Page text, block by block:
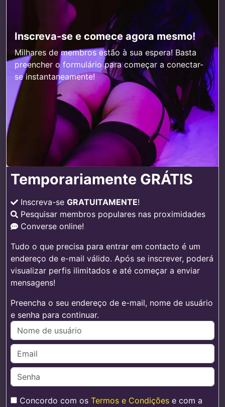
Inscreva-se e comece agora mesmo!
Milhares de membros estão à sua espera! Basta
preencher o formulário para começar a conectar-
se instantaneamente!
Temporariamente GRÁTIS
Inscreva-se GRATUITAMENTE!
Pesquisar membros populares nas proximidades
Converse online!
Tudo o que precisa para entrar em contacto é um
endereço de e-mail válido. Após se inscrever, poderá
visualizar perfis ilimitados e até começar a enviar
mensagens!
Preencha o seu endereço de e-mail, nome de usuário
e senha para continuar.
Concordo com os Termos e Condições e com a